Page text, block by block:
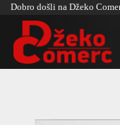
Dobro došli na Džeko